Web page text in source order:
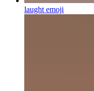
laught emoji